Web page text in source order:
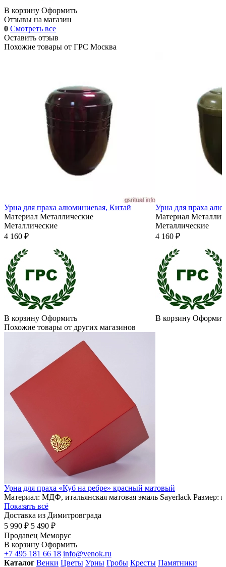
В корзину Оформить
Отзывы на магазин
0 Смотреть все
Оставить отзыв
Похожие товары от ГРС Москва
Урна для праха алюминиевая, Китай
Материал Металлические
Металлические
4 160 ₽
В корзину Оформить
Урна для праха
Материал
Металлические
4 160 ₽
В корзину
Похожие товары от других магазинов
Урна для праха «Куб на ребре» красный матовый
Материал: МДФ, итальянская матовая эмаль Sayerlack
Показать всё
Доставка из Димитровграда
5 990 ₽ 5 490 ₽
Продавец Меморус
В корзину Оформить
+7 495 181 66 18 info@venok.ru
Каталог Венки Цветы Урны Гробы Кресты Памятники